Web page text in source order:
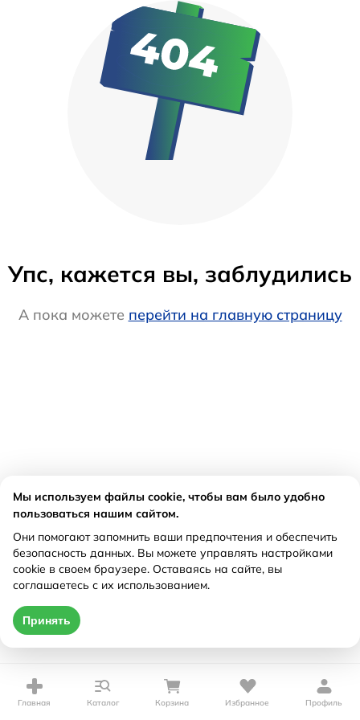
Упс, кажется вы, заблудились
А пока можете перейти на главную страницу
Главная Каталог Корзина Избранное Профиль
Мы используем файлы cookie, чтобы вам было удобно
пользоваться нашим сайтом.
Они помогают запомнить ваши предпочтения и обеспечить
безопасность данных. Вы можете управлять настройками
cookie в своем браузере. Оставаясь на сайте, вы
соглашаетесь с их использованием.
Принять